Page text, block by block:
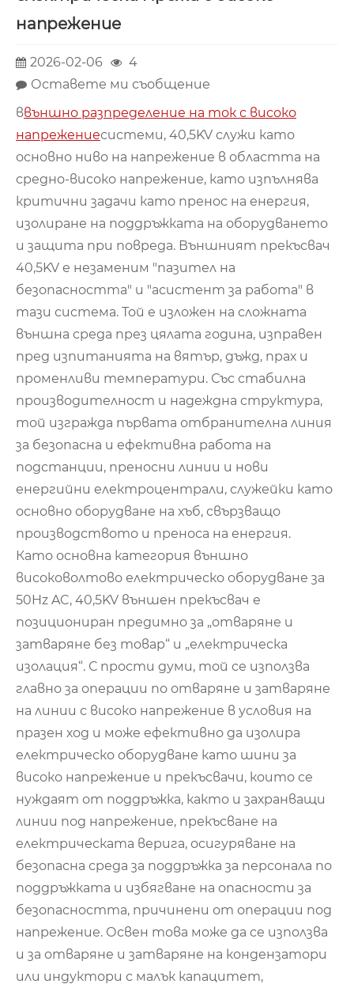
напрежение
2026-02-06
4
Оставете ми съобщение
ввъншно разпределение на ток с високо
напрежениесистеми, 40,5KV служи като
основно ниво на напрежение в областта на
средно-високо напрежение, като изпълнява
критични задачи като пренос на енергия,
изолиране на поддръжката на оборудването
и защита при повреда. Външният прекъсвач
40,5KV е незаменим "пазител на
безопасността" и "асистент за работа" в
тази система. Той е изложен на сложната
външна среда през цялата година, изправен
пред изпитанията на вятър, дъжд, прах и
променливи температури. Със стабилна
производителност и надеждна структура,
той изгражда първата отбранителна линия
за безопасна и ефективна работа на
подстанции, преносни линии и нови
енергийни електроцентрали, служейки като
основно оборудване на хъб, свързващо
производството и преноса на енергия.
Като основна категория външно
високоволтово електрическо оборудване за
50Hz AC, 40,5KV външен прекъсвач е
позициониран предимно за „отваряне и
затваряне без товар“ и „електрическа
изолация“. С прости думи, той се използва
главно за операции по отваряне и затваряне
на линии с високо напрежение в условия на
празен ход и може ефективно да изолира
електрическо оборудване като шини за
високо напрежение и прекъсвачи, които се
нуждаят от поддръжка, както и захранващи
линии под напрежение, прекъсване на
електрическата верига, осигуряване на
безопасна среда за поддръжка за персонала по
поддръжката и избягване на опасности за
безопасността, причинени от операции под
напрежение. Освен това може да се използва
и за отваряне и затваряне на кондензатори
или индуктори с малък капацитет,